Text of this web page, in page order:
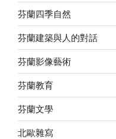
芬蘭四季自然
芬蘭建築與人的對話
芬蘭影像藝術
芬蘭教育
芬蘭文學
北歐雜寫